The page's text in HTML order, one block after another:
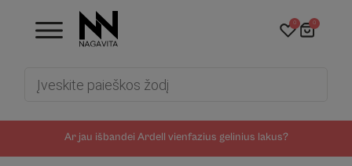
Ar jau išbandei Ardell vienfazius gelinius lakus?
0 0